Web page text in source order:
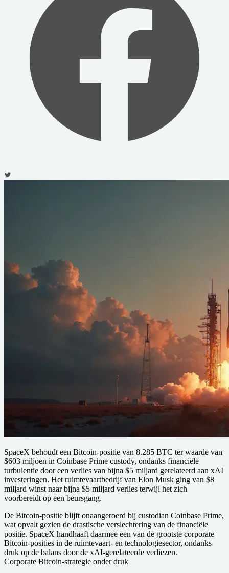
SpaceX behoudt een Bitcoin-positie van 8.285 BTC ter waarde van
$603 miljoen in Coinbase Prime custody, ondanks financiële
turbulentie door een verlies van bijna $5 miljard gerelateerd aan xAI
investeringen. Het ruimtevaartbedrijf van Elon Musk ging van $8
miljard winst naar bijna $5 miljard verlies terwijl het zich
voorbereidt op een beursgang.
De Bitcoin-positie blijft onaangeroerd bij custodian Coinbase Prime,
wat opvalt gezien de drastische verslechtering van de financiële
positie. SpaceX handhaaft daarmee een van de grootste corporate
Bitcoin-posities in de ruimtevaart- en technologiesector, ondanks
druk op de balans door de xAI-gerelateerde verliezen.
Corporate Bitcoin-strategie onder druk